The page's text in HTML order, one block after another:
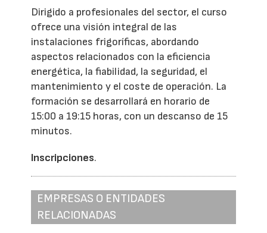
Dirigido a profesionales del sector, el curso
ofrece una visión integral de las
instalaciones frigoríficas, abordando
aspectos relacionados con la eficiencia
energética, la fiabilidad, la seguridad, el
mantenimiento y el coste de operación. La
formación se desarrollará en horario de
15:00 a 19:15 horas, con un descanso de 15
minutos.
Inscripciones.
EMPRESAS O ENTIDADES
RELACIONADAS